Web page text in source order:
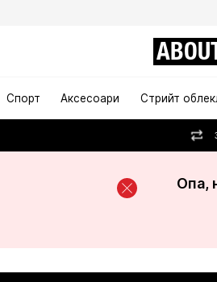
Спорт Аксесоари Стрийт
Опа,